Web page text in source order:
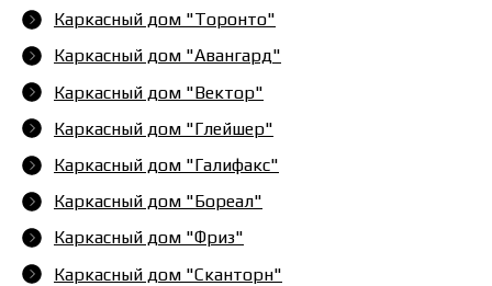
Каркасный дом "Торонто"
Каркасный дом "Авангард"
Каркасный дом "Вектор"
Каркасный дом "Глейшер"
Каркасный дом "Галифакс"
Каркасный дом "Бореал"
Каркасный дом "Фриз"
Каркасный дом "Сканторн"